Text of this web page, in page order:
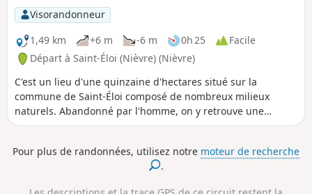
Visorandonneur
1,49 km
+6 m -6 m 0h 25
Facile
Départ à Saint-Éloi (Nièvre) (Nièvre)
C'est un lieu d'une quinzaine d'hectares situé sur la
commune de Saint-Éloi composé de nombreux milieux
naturels. Abandonné par l'homme, on y retrouve une
biodiversité devenue exceptionnelle. Aujourd'hui, deux
permettent de découvrir ces richesses. Des panneaux
pédagogiques vous guideront pour découvrir cette faune et
Pour plus de randonnées, utilisez notre moteur de recherche
.